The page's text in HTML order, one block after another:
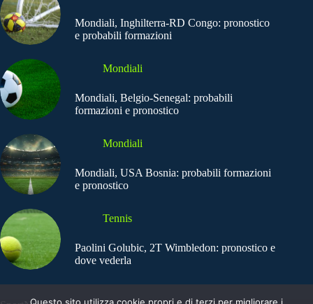
Mondiali, Inghilterra-RD Congo: pronostico
e probabili formazioni
Mondiali
Mondiali, Belgio-Senegal: probabili
formazioni e pronostico
Mondiali
Mondiali, USA Bosnia: probabili formazioni
e pronostico
Tennis
Paolini Golubic, 2T Wimbledon: pronostico e
dove vederla